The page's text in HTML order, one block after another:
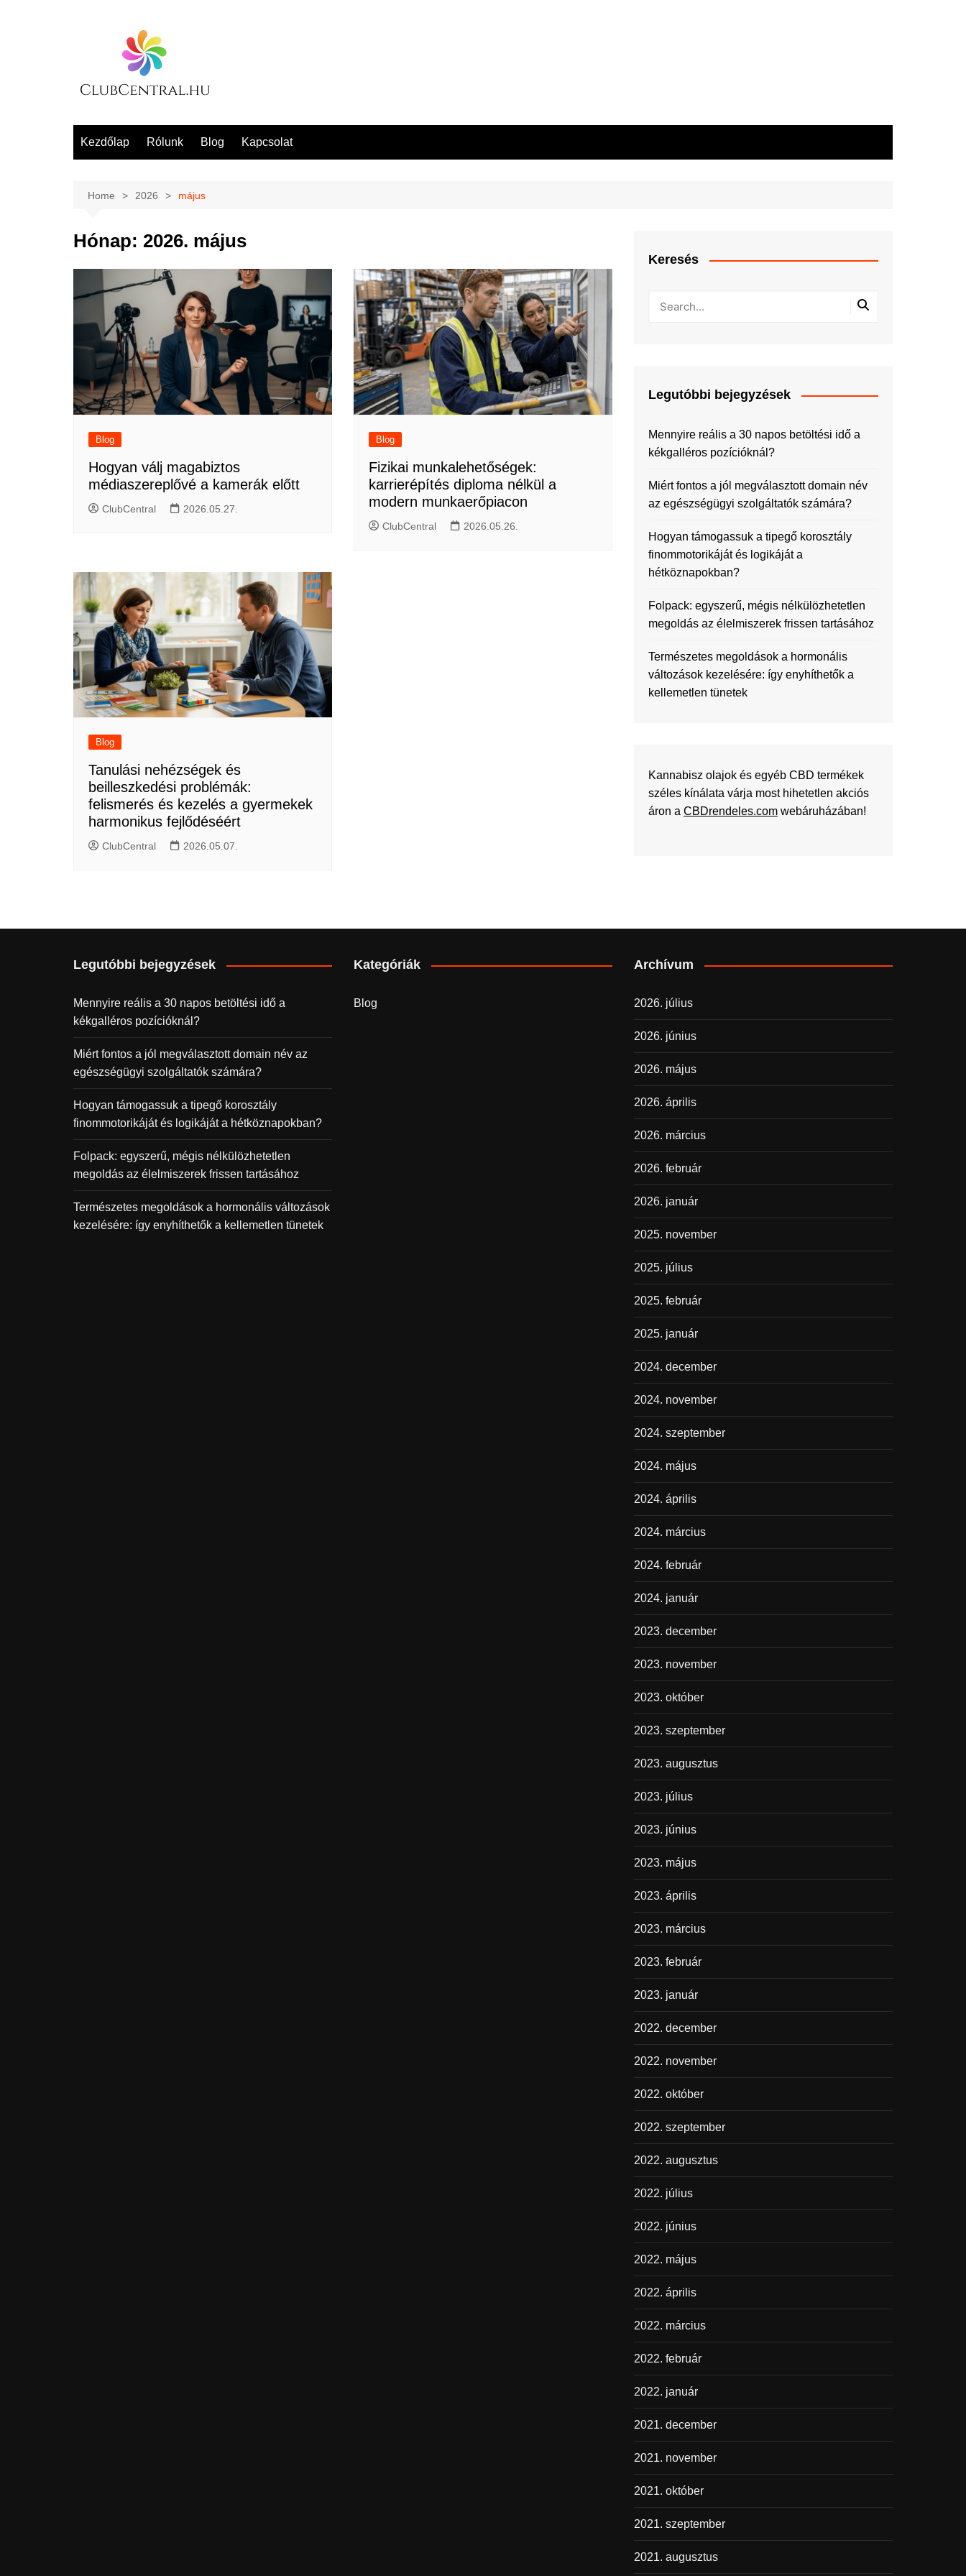
Kezdőlap Rólunk Blog Kapcsolat
Home 2026 május
Hónap: 2026. május
Blog
Hogyan válj magabiztos
médiaszereplővé a kamerák előtt
ClubCentral 2026.05.27.
Blog
Fizikai munkalehetőségek:
karrierépítés diploma nélkül a
modern munkaerőpiacon
ClubCentral 2026.05.26.
Blog
Tanulási nehézségek és
beilleszkedési problémák:
felismerés és kezelés a gyermekek
harmonikus fejlődéséért
ClubCentral 2026.05.07.
Keresés
Legutóbbi bejegyzések
Mennyire reális a 30 napos betöltési idő a
kékgalléros pozícióknál?
Miért fontos a jól megválasztott domain név
az egészségügyi szolgáltatók számára?
Hogyan támogassuk a tipegő korosztály
finommotorikáját és logikáját a
hétköznapokban?
Folpack: egyszerű, mégis nélkülözhetetlen
megoldás az élelmiszerek frissen tartásához
Természetes megoldások a hormonális
változások kezelésére: így enyhíthetők a
kellemetlen tünetek
Kannabisz olajok és egyéb CBD termékek
széles kínálata várja most hihetetlen akciós
áron a CBDrendeles.com webáruházában!
Legutóbbi bejegyzések
Mennyire reális a 30 napos betöltési idő a
kékgalléros pozícióknál?
Miért fontos a jól megválasztott domain név az
egészségügyi szolgáltatók számára?
Hogyan támogassuk a tipegő korosztály
finommotorikáját és logikáját a hétköznapokban?
Folpack: egyszerű, mégis nélkülözhetetlen
megoldás az élelmiszerek frissen tartásához
Természetes megoldások a hormonális változások
kezelésére: így enyhíthetők a kellemetlen tünetek
Kategóriák
Blog
Archívum
2026. július
2026. június
2026. május
2026. április
2026. március
2026. február
2026. január
2025. november
2025. július
2025. február
2025. január
2024. december
2024. november
2024. szeptember
2024. május
2024. április
2024. március
2024. február
2024. január
2023. december
2023. november
2023. október
2023. szeptember
2023. augusztus
2023. július
2023. június
2023. május
2023. április
2023. március
2023. február
2023. január
2022. december
2022. november
2022. október
2022. szeptember
2022. augusztus
2022. július
2022. június
2022. május
2022. április
2022. március
2022. február
2022. január
2021. december
2021. november
2021. október
2021. szeptember
2021. augusztus